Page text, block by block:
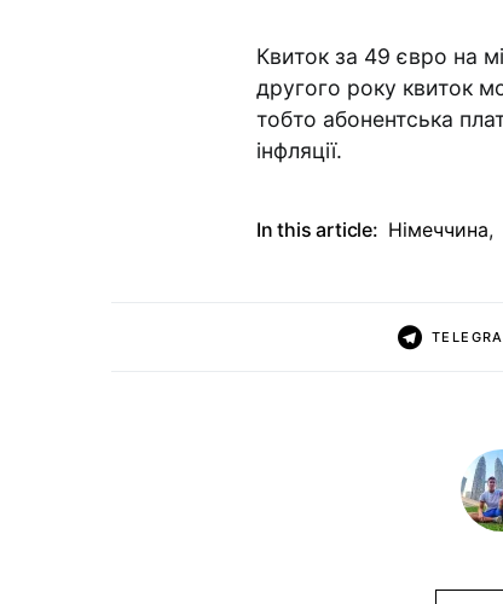
Квиток за 49 євро на
другого року квиток
тобто абонентська
інфляції.
In this article: Німеччина,